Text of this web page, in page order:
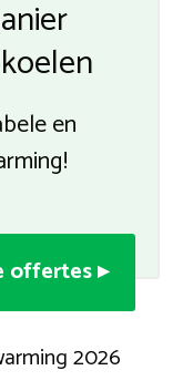
en
offertes ▸
2026